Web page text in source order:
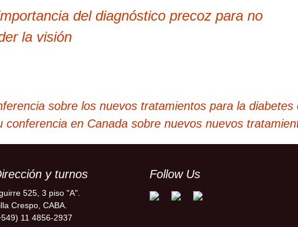
del diagnóstico precoz para no
la visión
sobre los nuevos tratamientos para la diabetes
conferencia en Canada sobre nuevos nuevos
y turnos
525, 3 piso "A".
Crespo, CABA.
11 4856-2937
Follow Us